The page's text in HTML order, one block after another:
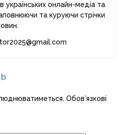
українських онлайн-медіа та
та куруючи стрічки
Обов’язкові